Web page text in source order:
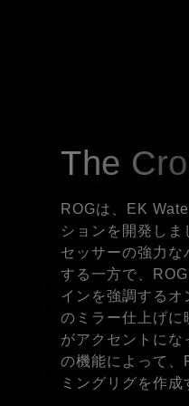
The
ROGは、EK
ションを開発し
セッサーの強力
する一方で、
インを強調する
のミラー仕上げに
がアクセントに
の機能によって
ミングリグを作